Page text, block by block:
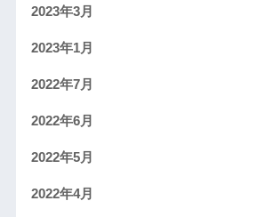
2023年3月
2023年1月
2022年7月
2022年6月
2022年5月
2022年4月